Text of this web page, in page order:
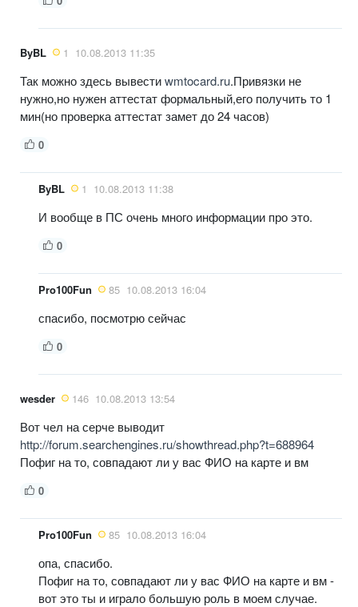
ByBL 1 10.08.2013 11:35
Так можно здесь вывестиwmtocard.ru.Привязки не
нужно,но нужен аттестат формальный,его получить то 1
мин(но проверка аттестат замет до 24 часов)
0
ByBL 1 10.08.2013 11:38
И вообще в ПС очень много информации про это.
0
Pro100Fun 85 10.08.2013 16:04
спасибо, посмотрю сейчас
0
wesder 146 10.08.2013 13:54
Вот чел на серче выводит
http://forum.searchengines.ru/showthread.php?t=688964
Пофиг на то, совпадают ли у вас ФИО на карте и вм
0
Pro100Fun 85 10.08.2013 16:04
опа, спасибо.
Пофиг на то, совпадают ли у вас ФИО на карте и вм -
вот это ты и играло большую роль в моем случае.